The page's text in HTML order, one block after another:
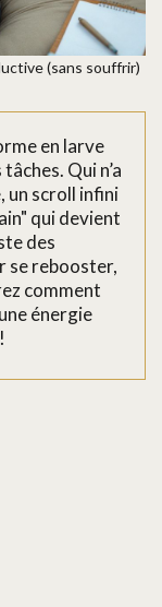
(sans souffrir)
en larve
Qui n’a
un scroll infini
qui devient
des
se rebooster,
comment
énergie